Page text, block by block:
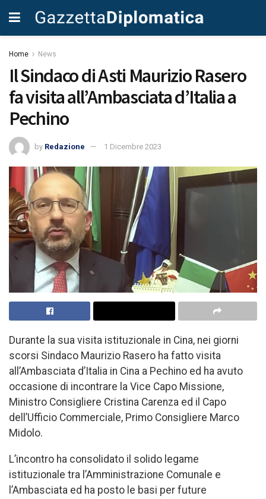
Home News
Il Sindaco di Asti Maurizio Rasero
fa visita all’Ambasciata d’Italia a
Pechino
by Redazione 1 Dicembre 2023
Durante la sua visita istituzionale in Cina, nei giorni
scorsi Sindaco Maurizio Rasero ha fatto visita
all’Ambasciata d’Italia in Cina a Pechino ed ha avuto
occasione di incontrare la Vice Capo Missione,
Ministro Consigliere Cristina Carenza ed il Capo
dell’Ufficio Commerciale, Primo Consigliere Marco
Midolo.
L’incontro ha consolidato il solido legame
istituzionale tra l’Amministrazione Comunale e
l’Ambasciata ed ha posto le basi per future